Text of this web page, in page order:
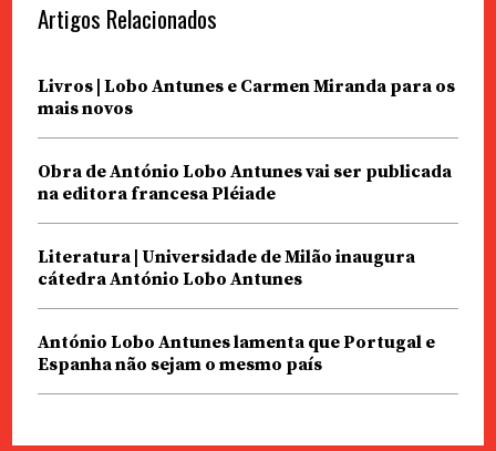
Artigos Relacionados
Livros | Lobo Antunes e Carmen Miranda para os
mais novos
Obra de António Lobo Antunes vai ser publicada
na editora francesa Pléiade
Literatura | Universidade de Milão inaugura
cátedra António Lobo Antunes
António Lobo Antunes lamenta que Portugal e
Espanha não sejam o mesmo país